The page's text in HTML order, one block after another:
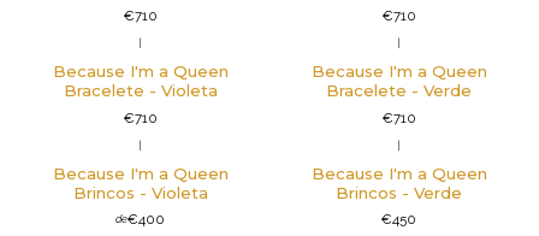
€710 €710
Because I'm a Queen
Bracelete - Violeta
€710
Because I'm a Queen
Bracelete - Verde
€710
Because I'm a Queen
Brincos - Violeta
de€400
Because I'm a Queen
Brincos - Verde
€450